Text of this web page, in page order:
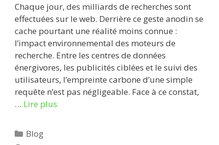
Chaque jour, des milliards de recherches sont
effectuées sur le web. Derrière ce geste anodin se
cache pourtant une réalité moins connue :
l’impact environnemental des moteurs de
recherche. Entre les centres de données
énergivores, les publicités ciblées et le suivi des
utilisateurs, l’empreinte carbone d’une simple
requête n’est pas négligeable. Face à ce constat,
… Lire plus
Catégories
Blog